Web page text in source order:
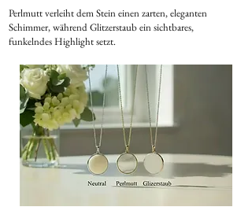
Perlmutt verleiht dem Stein einen zarten, eleganten
Schimmer, während Glitzerstaub ein sichtbares,
funkelndes Highlight setzt.